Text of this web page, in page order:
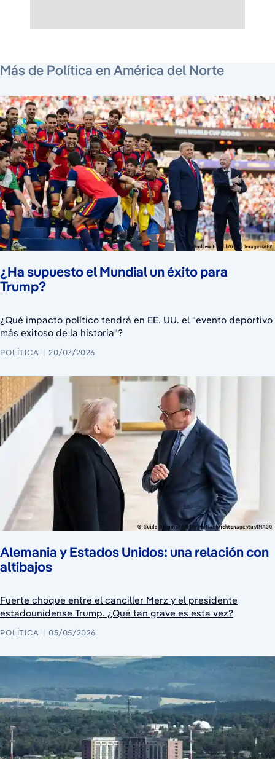
Más de Política en América del Norte
¿Ha supuesto el Mundial un éxito para
Trump?
¿Qué impacto político tendrá en EE. UU. el "evento deportivo
más exitoso de la historia"?
POLÍTICA 20/07/2026
20 de julio de 2026
Alemania y Estados Unidos: una relación con
altibajos
Fuerte choque entre el canciller Merz y el presidente
estadounidense Trump. ¿Qué tan grave es esta vez?
POLÍTICA 05/05/2026
5 de mayo de 2026
9 de marzo de 2026